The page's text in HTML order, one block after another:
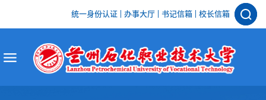
统一身份认证 办事大厅 书记信箱 校长信箱